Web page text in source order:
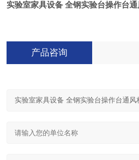
实验室家具设备 全钢实验台操作台
产品咨询